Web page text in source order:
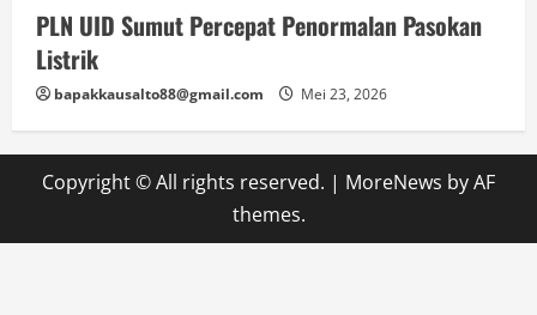
PLN UID Sumut Percepat Penormalan Pasokan
Listrik
bapakkausalto88@gmail.com Mei 23, 2026
Copyright © All rights reserved. | MoreNews by AF
themes.